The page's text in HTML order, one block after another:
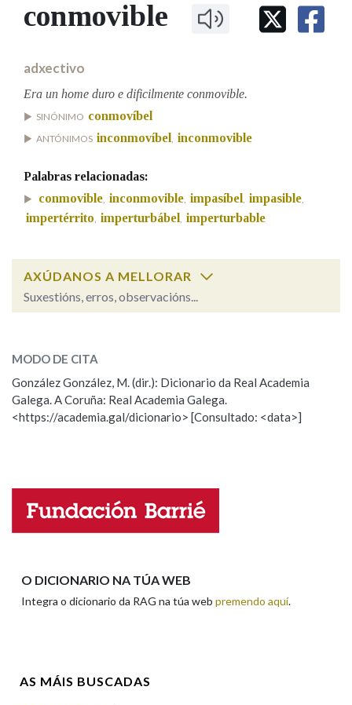
IDENTIDADE CORPORATIVA
MARCIAL DEL ADALID
FIGURAS HOMENAXEADAS
PRIMAVERA DAS LETRAS
Facebook
TwitterYoutubeInstagram
Bluesky
BUSCAR NOS LEMAS
Remata por
Contén
Nas definicións
Na fraseoloxía
conmovible
adxectivo
Era un home duro e dificilmente conmovible.
SINÓNIMO conmovíbel
ANTÓNIMOS inconmovíbel , inconmovible
Palabras relacionadas:
conmovible, inconmovible, impasíbel , impasible,
impertérrito, imperturbábel , imperturbable
AXÚDANOS A MELLORAR
Suxestións, erros, observacións...
ESCOLLE UNHA OPCIÓN:
Observación Hai un erro na palabra
Propoño mellorar a definición
Nome
MODO DE CITA
González González, M. (dir.): Dicionario da Real Academia
Galega. A Coruña: Real Academia Galega.
<https://academia.gal/dicionario> [Consultado: <data>]
O DICIONARIO NA TÚA WEB
Integra o dicionario da RAG na túa web premendo aquí.
AS MÁIS BUSCADAS